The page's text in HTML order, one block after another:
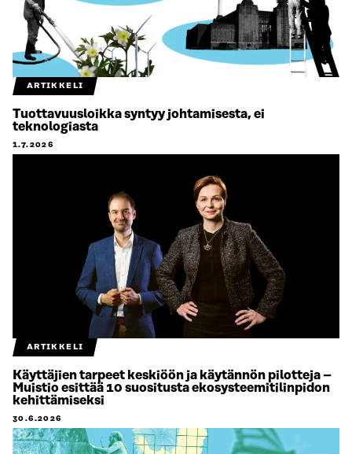
ARTIKKELI
Tuottavuusloikka syntyy johtamisesta, ei
teknologiasta
1.7.2026
ARTIKKELI
Käyttäjien tarpeet keskiöön ja käytännön pilotteja –
Muistio esittää 10 suositusta ekosysteemitilinpidon
kehittämiseksi
30.6.2026